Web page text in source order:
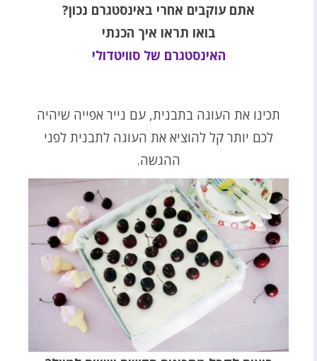
אתם עוקבים אחרי באינסטגרם נכון?
בואו תראו איך הכנתי
האינסטגרם של סוויטדולי
תכינו את העוגה בתבנית, עם נייר אפייה שיהיה
לכם יותר קל להוציא את העוגה לתבנית לפני
ההגשה.